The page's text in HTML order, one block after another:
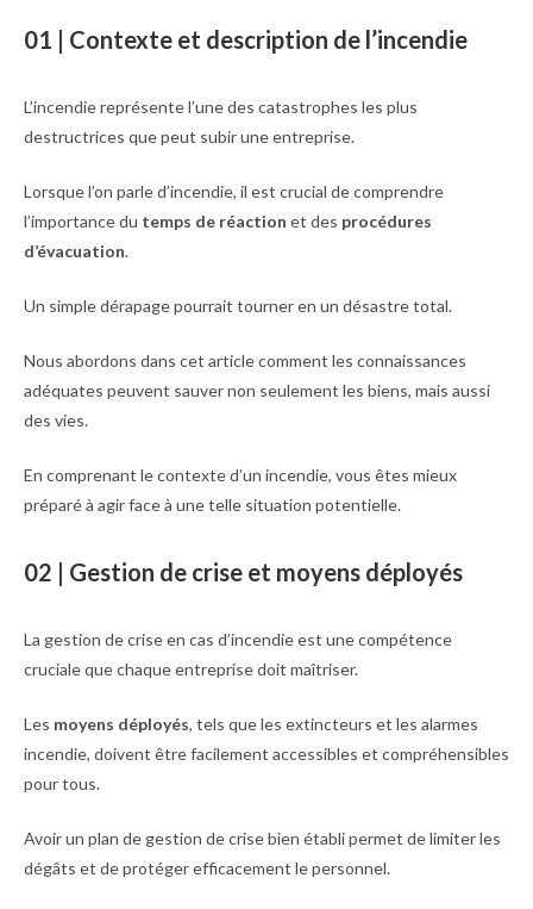
01 | Contexte et description de l’incendie
L’incendie représente l’une des catastrophes les plus
destructrices que peut subir une entreprise.
Lorsque l’on parle d’incendie, il est crucial de comprendre
l’importance du temps de réaction et des procédures
d’évacuation.
Un simple dérapage pourrait tourner en un désastre total.
Nous abordons dans cet article comment les connaissances
adéquates peuvent sauver non seulement les biens, mais aussi
des vies.
En comprenant le contexte d’un incendie, vous êtes mieux
préparé à agir face à une telle situation potentielle.
02 | Gestion de crise et moyens déployés
La gestion de crise en cas d’incendie est une compétence
cruciale que chaque entreprise doit maîtriser.
Les moyens déployés, tels que les extincteurs et les alarmes
incendie, doivent être facilement accessibles et compréhensibles
pour tous.
Avoir un plan de gestion de crise bien établi permet de limiter les
dégâts et de protéger efficacement le personnel.